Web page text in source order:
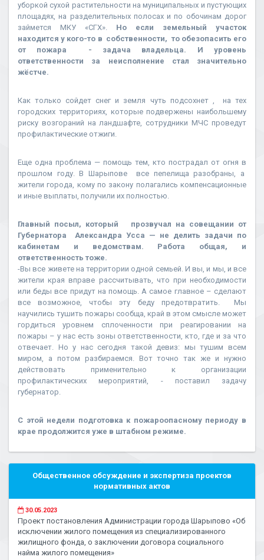
уборкой сухой растительности на муниципальных и пустующих
площадях, на разделительных полосах и по обочинам дорог
займется МКУ «СГХ». Но если земельный участок
находится у кого-то в собственности, то обезопасить его
от пожара - задача владельца. И уровень
ответственности за неисполнение стал значительно
жёстче.
Как только сойдет снег и земля чуть подсохнет , на тех
городских территориях, которые подвержены наибольшему
риску возгораний на ландшафте, сотрудники МЧС проведут
профилактические отжиги.
Еще одна проблема — помощь тем, кто пострадал от огня в
прошлом году. В Шарыпове все пепелища разобраны, а
жители города, кому по закону полагались компенсационные
и иные выплаты, получили их полностью.
Главный посыл, который прозвучал на совещании от
Губернатора Александра Усса — не делить задачи по
кабинетам и ведомствам. Работа общая, и
ответственность тоже.
-Вы все живете на территории одной семьей. И вы, и мы, и все
жители края вправе рассчитывать, что при необходимости
или беды все придут на помощь. А самое главное – сделают
все возможное, чтобы эту беду предотвратить. Мы
научились тушить пожары сообща, край в этом смысле может
гордиться уровнем сплоченности при реагировании на
пожары – у нас есть зоны ответственности, кто, где и за что
отвечает. Но у нас сегодня такой девиз: мы тушим всем
миром, а потом разбираемся. Вот точно так же и нужно
действовать применительно к организации
профилактических мероприятий, - поставил задачу
губернатор.
С этой недели подготовка к пожароопасному периоду в
крае продолжится уже в штабном режиме.
Общественное обсуждение и экспертиза проектов
нормативных актов
30.05.2023
Проект постановления Администрации города Шарыпово «Об
исключении жилого помещения из специализированного
жилищного фонда, о заключении договора социального
найма жилого помещения»